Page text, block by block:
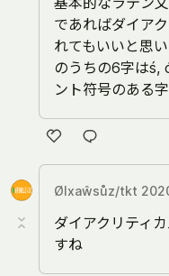
であればダイア
れてもいいと思
のうちの6字はś,
ント符号のある
い
ね
Ølxaŵsůz/tkt
ダイアクリティ
すね